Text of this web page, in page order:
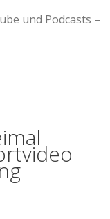
und Podcasts –